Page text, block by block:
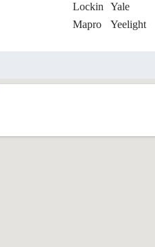
Lockin
Mapro
Yale
Yeelight